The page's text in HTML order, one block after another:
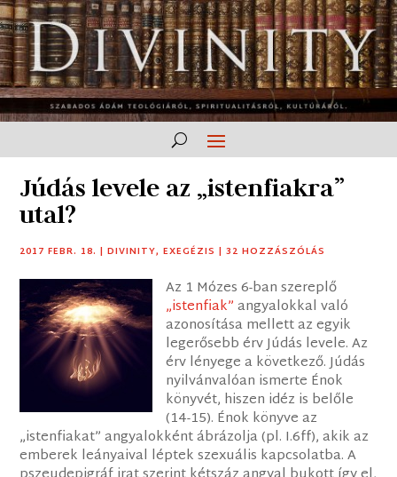
Júdás levele az „istenfiakra”
utal?
2017 FEBR. 18. |DIVINITY,EXEGÉZIS |32 HOZZÁSZÓLÁS
Az 1 Mózes 6-ban szereplő
„istenfiak”angyalokkal való
azonosítása mellett az egyik
legerősebb érv Júdás levele. Az
érv lényege a következő. Júdás
nyilvánvalóan ismerte Énok
könyvét, hiszen idéz is belőle
(14-15). Énok könyve az
„istenfiakat” angyalokként ábrázolja (pl. I.6ff), akik az
emberek leányaival léptek szexuális kapcsolatba. A